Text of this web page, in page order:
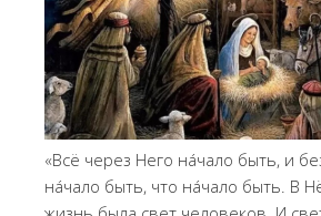
«Всё через Него нáчало быть, и
нáчало быть, что нáчало быть. В